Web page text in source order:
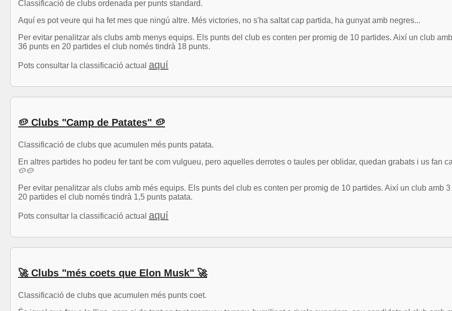
Classificació de clubs ordenada per punts standard.
Aquí es pot veure qui ha fet mes que ningú altre. Més victories, no s'ha saltat cap partida, ha gunyat amb negres...
Per evitar penalitzar als clubs amb menys equips. Els punts del club es conten per promig de 10 partides. Així un club
36 punts en 20 partides el club només tindrà 18 punts.
Pots consultar la classificació actual aquí
🥔 Clubs "Camp de Patates" 🥔
Classificació de clubs que acumulen més punts patata.
En altres partides ho podeu fer tant be com vulgueu, pero aquelles derrotes o taules per oblidar, quedan grabats i us fan
🥔🥔
Per evitar penalitzar als clubs amb més equips. Els punts del club es conten per promig de 10 partides. Així un club amb
20 partides el club només tindrà 1,5 punts patata.
Pots consultar la classificació actual aquí
🚀 Clubs "més coets que Elon Musk" 🚀
Classificació de clubs que acumulen més punts coet.